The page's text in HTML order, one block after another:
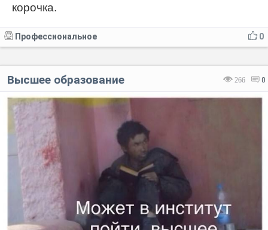
корочка.
0
Профессиональное
266 0
Высшее образование